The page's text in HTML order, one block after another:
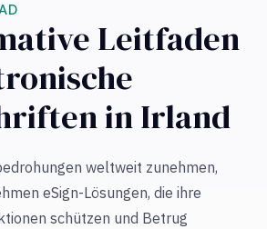
Leitfaden
in Irland
weltweit zunehmen,
eSign-Lösungen, die ihre
schützen und Betrug